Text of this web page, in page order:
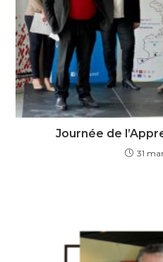
Journée de
31